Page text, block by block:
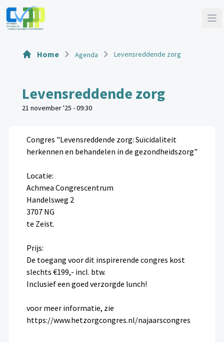
Home Agenda Levensreddende zorg
Levensreddende zorg
21 november '25 - 09:30
Congres "Levensreddende zorg: Suïcidaliteit
herkennen en behandelen in de gezondheidszorg"
Locatie:
​​​​​​​Achmea Congrescentrum
Handelsweg 2
3707 NG
te Zeist.
Prijs:
De toegang voor dit inspirerende congres kost
slechts €199,- incl. btw.
Inclusief een goed verzorgde lunch!
voor meer informatie, zie
https://www.hetzorgcongres.nl/najaarscongres